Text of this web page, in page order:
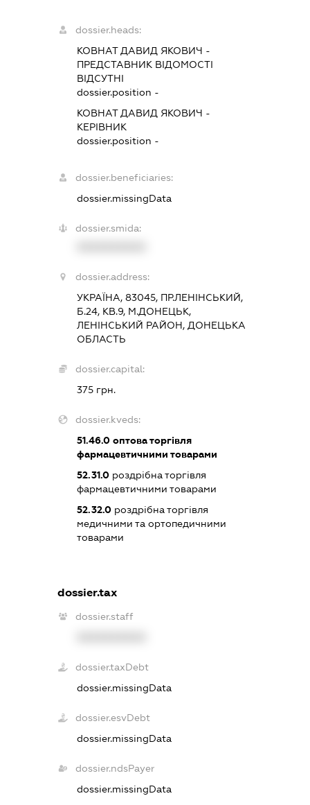
dossier.heads:
КОВНАТ ДАВИД ЯКОВИЧ -
ПРЕДСТАВНИК ВІДОМОСТІ
ВІДСУТНІ
dossier.position -
КОВНАТ ДАВИД ЯКОВИЧ -
КЕРІВНИК
dossier.position -
dossier.beneficiaries:
dossier.missingData
dossier.smida:
dossier.address:
УКРАЇНА, 83045, ПР.ЛЕНІНСЬКИЙ,
Б.24, КВ.9, М.ДОНЕЦЬК,
ЛЕНІНСЬКИЙ РАЙОН, ДОНЕЦЬКА
ОБЛАСТЬ
dossier.capital:
375 грн.
dossier.kveds:
51.46.0 оптова торгівля
фармацевтичними товарами
52.31.0 роздрібна торгівля
фармацевтичними товарами
52.32.0 роздрібна торгівля
медичними та ортопедичними
товарами
dossier.tax
dossier.staff
dossier.taxDebt
dossier.missingData
dossier.esvDebt
dossier.missingData
dossier.ndsPayer
dossier.missingData